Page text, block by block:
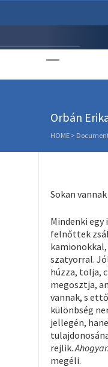
Orbán
HOME >
Sokan
Mindenki egy
felnőttek
szatyorral.
húzza, tolja,
megosztja,
vannak, s
különbség
jellegén,
rejlik.
megéli.